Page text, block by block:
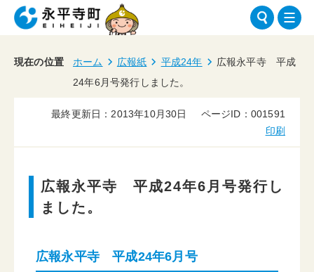
現在の位置 ホーム 広報紙 平成24年
広報永平寺 平成
24年6月号発行しました。
最終更新日：2013年10月30日
ページID：001591
印刷
広報永平寺 平成24年6月号発行し
ました。
広報永平寺 平成24年6月号